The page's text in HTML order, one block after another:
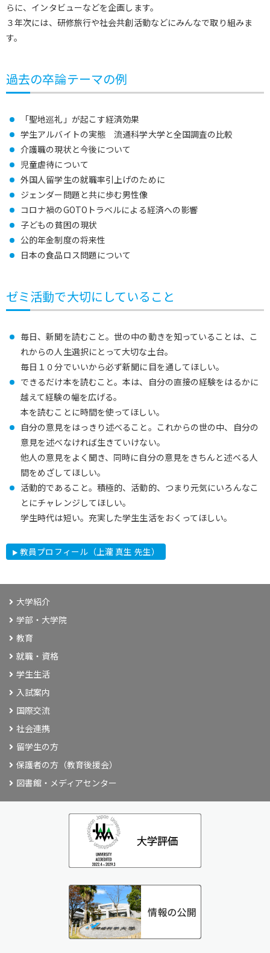
らに、インタビューなどを企画します。
３年次には、研修旅行や社会共創活動などにみんなで取り組みま
す。
過去の卒論テーマの例
「聖地巡礼」が起こす経済効果
学生アルバイトの実態 流通科学大学と全国調査の比較
介護職の現状と今後について
児童虐待について
外国人留学生の就職率引上げのために
ジェンダー問題と共に歩む男性像
コロナ禍のGOTOトラベルによる経済への影響
子どもの貧困の現状
公的年金制度の将来性
日本の食品ロス問題について
ゼミ活動で大切にしていること
毎日、新聞を読むこと。世の中の動きを知っていることは、こ
れからの人生選択にとって大切な土台。
毎日１０分でいいから必ず新聞に目を通してほしい。
できるだけ本を読むこと。本は、自分の直接の経験をはるかに
越えて経験の幅を広げる。
本を読むことに時間を使ってほしい。
自分の意見をはっきり述べること。これからの世の中、自分の
意見を述べなければ生きていけない。
他人の意見をよく聞き、同時に自分の意見をきちんと述べる人
間をめざしてほしい。
活動的であること。積極的、活動的、つまり元気にいろんなこ
とにチャレンジしてほしい。
学生時代は短い。充実した学生生活をおくってほしい。
教員プロフィール（上瀧 真生 先生）
大学紹介
学部・大学院
教育
就職・資格
学生生活
入試案内
国際交流
社会連携
留学生の方
保護者の方（教育後援会）
図書館・メディアセンター